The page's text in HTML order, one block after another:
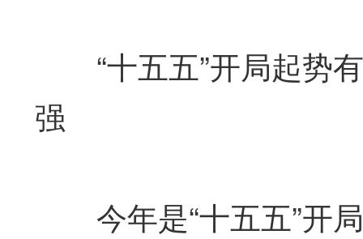
“十五五”开局起势有
强
今年是“十五五”开局